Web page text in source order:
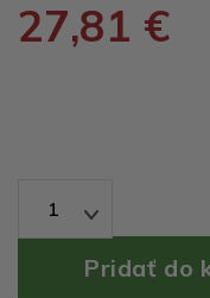
27,81 €
1